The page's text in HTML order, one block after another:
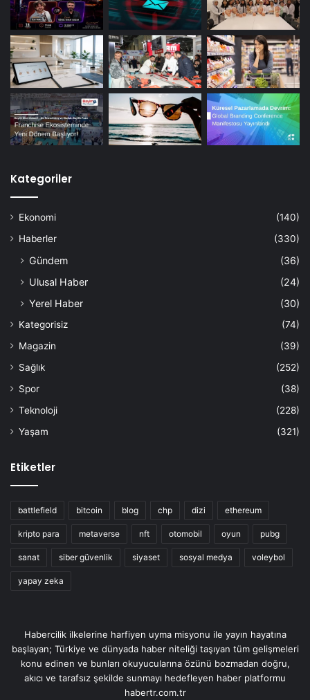
Kategoriler
Ekonomi
(140)
Haberler
(330)
Gündem
(36)
Ulusal Haber
(24)
Yerel Haber
(30)
Kategorisiz
(74)
Magazin
(39)
Sağlık
(252)
Spor
(38)
Teknoloji
(228)
Yaşam
(321)
Etiketler
battlefield bitcoin blog chp dizi ethereum
kripto para metaverse nft otomobil oyun pubg
sanat siber güvenlik siyaset sosyal medya voleybol
yapay zeka
Habercilik ilkelerine harfiyen uyma misyonu ile yayın hayatına
başlayan; Türkiye ve dünyada haber niteliği taşıyan tüm gelişmeleri
konu edinen ve bunları okuyucularına özünü bozmadan doğru,
akıcı ve tarafsız şekilde sunmayı hedefleyen haber platformu
habertr.com.tr